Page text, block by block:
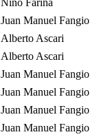
Nino Farina
Juan Manuel Fangio
Alberto Ascari
Alberto Ascari
Juan Manuel Fangio
Juan Manuel Fangio
Juan Manuel Fangio
Juan Manuel Fangio